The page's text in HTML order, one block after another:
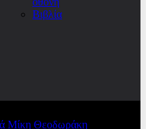
Βιβλία
Μίκη Θεοδωράκη